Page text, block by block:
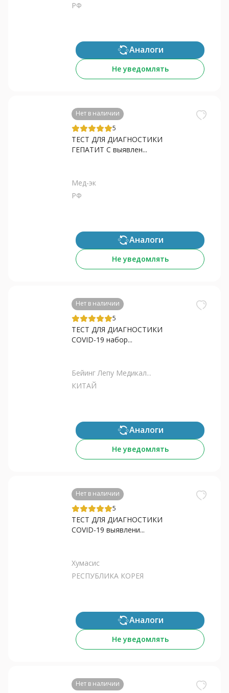
РФ
Аналоги
Не уведомлять
Нет в наличии
5
ТЕСТ ДЛЯ ДИАГНОСТИКИ
ГЕПАТИТ С выявлен...
Мед-эк
РФ
Аналоги
Не уведомлять
Нет в наличии
5
ТЕСТ ДЛЯ ДИАГНОСТИКИ
COVID-19 набор...
Бейинг Лепу Медикал...
КИТАЙ
Аналоги
Не уведомлять
Нет в наличии
5
ТЕСТ ДЛЯ ДИАГНОСТИКИ
COVID-19 выявлени...
Хумасис
РЕСПУБЛИКА КОРЕЯ
Аналоги
Не уведомлять
Нет в наличии